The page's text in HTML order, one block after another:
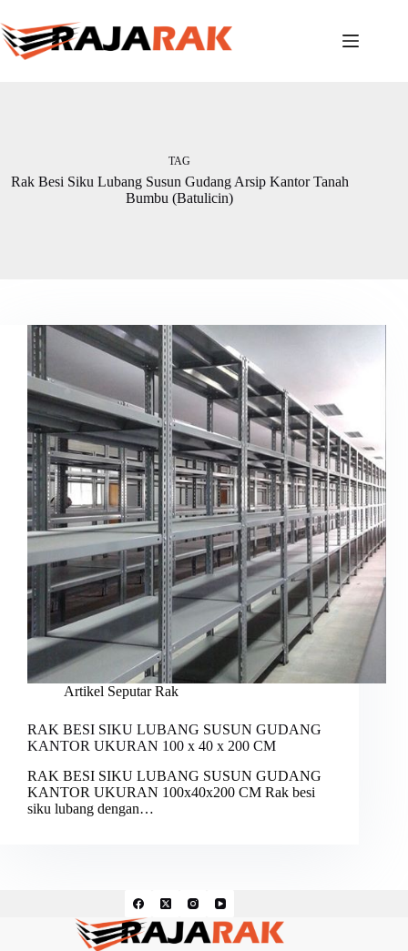
to
content
TAG
Rak Besi Siku Lubang Susun Gudang Arsip Kantor Tanah
Bumbu (Batulicin)
Artikel Seputar Rak
RAK BESI SIKU LUBANG SUSUN GUDANG
KANTOR UKURAN 100 x 40 x 200 CM
RAK BESI SIKU LUBANG SUSUN GUDANG
KANTOR UKURAN 100x40x200 CM Rak besi
siku lubang dengan…